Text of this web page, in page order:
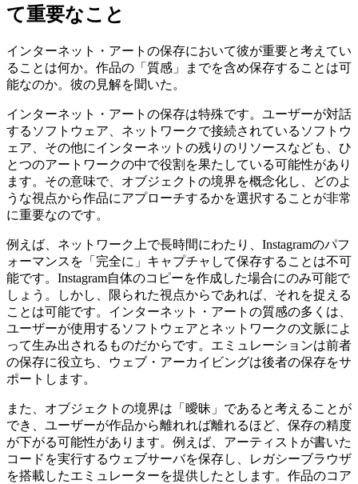
て重要なこと
インターネット・アートの保存において彼が重要と考えてい
ることは何か。作品の「質感」までを含め保存することは可
能なのか。彼の見解を聞いた。
インターネット・アートの保存は特殊です。ユーザーが対話
するソフトウェア、ネットワークで接続されているソフトウ
ェア、その他にインターネットの残りのリソースなども、ひ
とつのアートワークの中で役割を果たしている可能性があり
ます。その意味で、オブジェクトの境界を概念化し、どのよ
うな視点から作品にアプローチするかを選択することが非常
に重要なのです。
例えば、ネットワーク上で長時間にわたり、Instagramのパフ
ォーマンスを「完全に」キャプチャして保存することは不可
能です。Instagram自体のコピーを作成した場合にのみ可能で
しょう。しかし、限られた視点からであれば、それを捉える
ことは可能です。インターネット・アートの質感の多くは、
ユーザーが使用するソフトウェアとネットワークの文脈によ
って生み出されるものだからです。エミュレーションは前者
の保存に役立ち、ウェブ・アーカイビングは後者の保存をサ
ポートします。
また、オブジェクトの境界は「曖昧」であると考えることが
でき、ユーザーが作品から離れれば離れるほど、保存の精度
が下がる可能性があります。例えば、アーティストが書いた
コードを実行するウェブサーバを保存し、レガシーブラウザ
を搭載したエミュレーターを提供したとします。作品のコア